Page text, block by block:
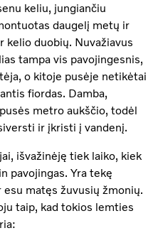
keliu, jungiančiu
daugelį metų ir
kelio duobių. Nuvažiavus
tampa vis pavojingesnis,
o kitoje pusėje netikėtai
fiordas. Damba,
metro aukščio, todėl
ir įkristi į vandenį.
išvažinėję tiek laiko, kiek
pavojingas. Yra tekę
matęs žuvusių žmonių.
taip, kad tokios lemties